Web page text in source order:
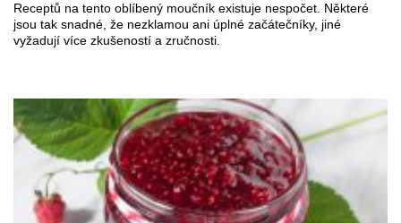
Receptů na tento oblíbený moučník existuje nespočet. Některé
jsou tak snadné, že nezklamou ani úplné začátečníky, jiné
vyžadují více zkušeností a zručnosti.